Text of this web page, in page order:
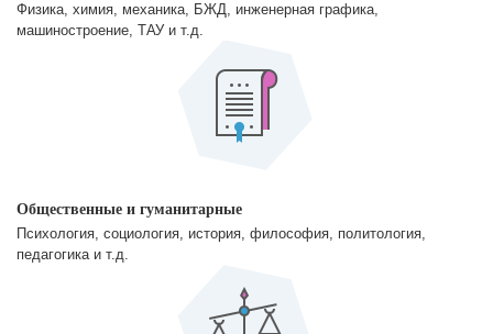
Физика, химия, механика, БЖД, инженерная графика,
машиностроение, ТАУ и т.д.
Общественные и гуманитарные
Психология, социология, история, философия, политология,
педагогика и т.д.